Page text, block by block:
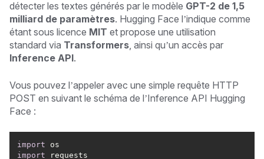
détecter les textes générés par le modèle GPT-2 de 1,5
milliard de paramètres. Hugging Face l’indique comme
étant sous licence MIT et propose une utilisation
standard via Transformers , ainsi qu’un accès par
Inference API.
Vous pouvez l’appeler avec une simple requête HTTP
POST en suivant le schéma de l’Inference API Hugging
Face :
import
import